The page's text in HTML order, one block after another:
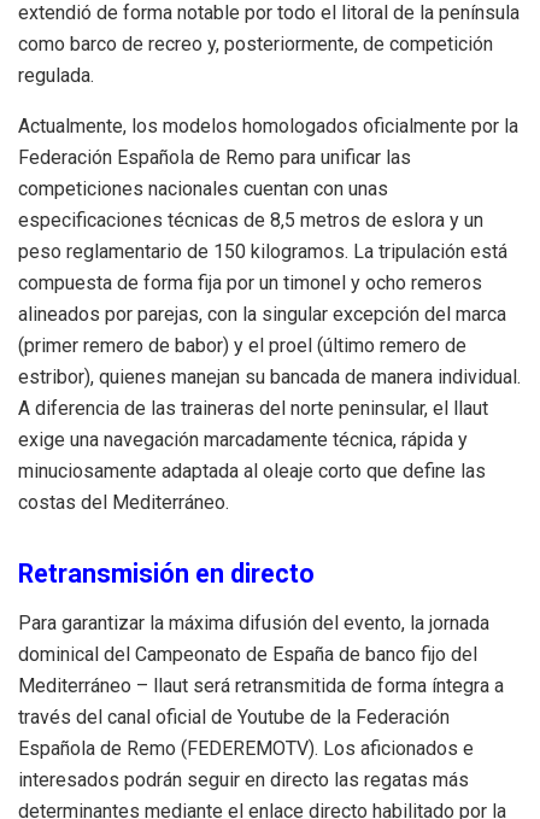
extendió de forma notable por todo el litoral de la península
como barco de recreo y, posteriormente, de competición
regulada.
Actualmente, los modelos homologados oficialmente por la
Federación Española de Remo para unificar las
competiciones nacionales cuentan con unas
especificaciones técnicas de 8,5 metros de eslora y un
peso reglamentario de 150 kilogramos. La tripulación está
compuesta de forma fija por un timonel y ocho remeros
alineados por parejas, con la singular excepción del marca
(primer remero de babor) y el proel (último remero de
estribor), quienes manejan su bancada de manera individual.
A diferencia de las traineras del norte peninsular, el llaut
exige una navegación marcadamente técnica, rápida y
minuciosamente adaptada al oleaje corto que define las
costas del Mediterráneo.
Retransmisión en directo
Para garantizar la máxima difusión del evento, la jornada
dominical del Campeonato de España de banco fijo del
Mediterráneo – llaut será retransmitida de forma íntegra a
través del canal oficial de Youtube de la Federación
Española de Remo (FEDEREMOTV). Los aficionados e
interesados podrán seguir en directo las regatas más
determinantes mediante el enlace directo habilitado por la